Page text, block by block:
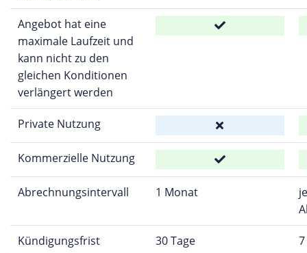
Angebot hat eine
maximale Laufzeit und
kann nicht zu den
gleichen Konditionen
verlängert werden
Private Nutzung
Kommerzielle Nutzung
Abrechnungsintervall 1 Monat
Kündigungsfrist 30 Tage